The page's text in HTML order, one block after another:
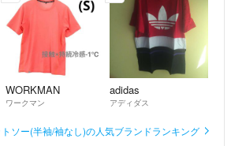
WORKMAN
ワークマン
adidas
アディダス
ソー(半袖/袖なし)の人気ブランドランキング